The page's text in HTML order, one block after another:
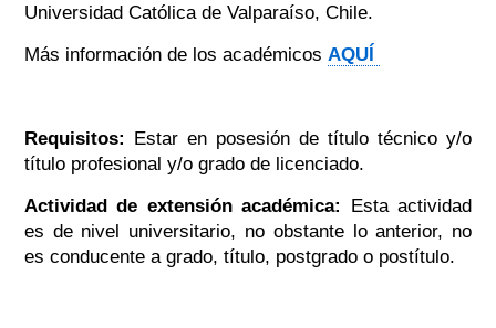
Universidad Católica de Valparaíso, Chile.
Más información de los académicos AQUÍ
Requisitos: Estar en posesión de título técnico y/o
título profesional y/o grado de licenciado.
Actividad de extensión académica: Esta actividad
es de nivel universitario, no obstante lo anterior, no
es conducente a grado, título, postgrado o postítulo.